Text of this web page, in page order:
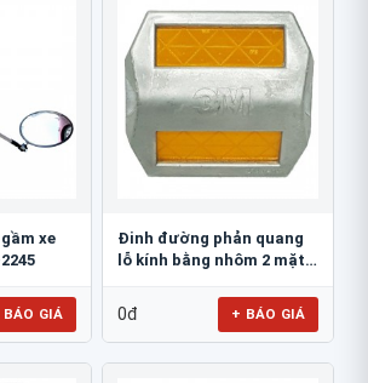
xe
BÁO GIÁ
Đinh đường phản quang
lỗ kính bằng nhôm 2 mặt
0đ + BÁO GIÁ